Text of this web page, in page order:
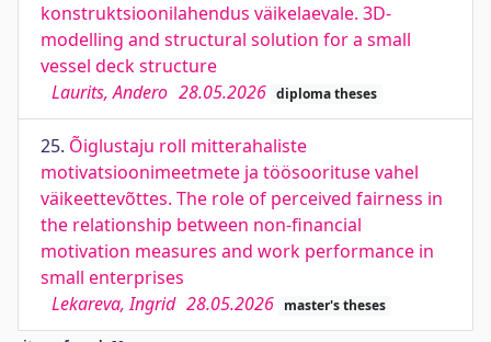
konstruktsioonilahendus väikelaevale. 3D-
modelling and structural solution for a small
vessel deck structure
Laurits, Andero 28.05.2026 diploma theses
25. Õiglustaju roll mitterahaliste
motivatsioonimeetmete ja töösoorituse vahel
väikeettevõttes. The role of perceived fairness in
the relationship between non-financial
motivation measures and work performance in
small enterprises
Lekareva, Ingrid 28.05.2026 master's theses